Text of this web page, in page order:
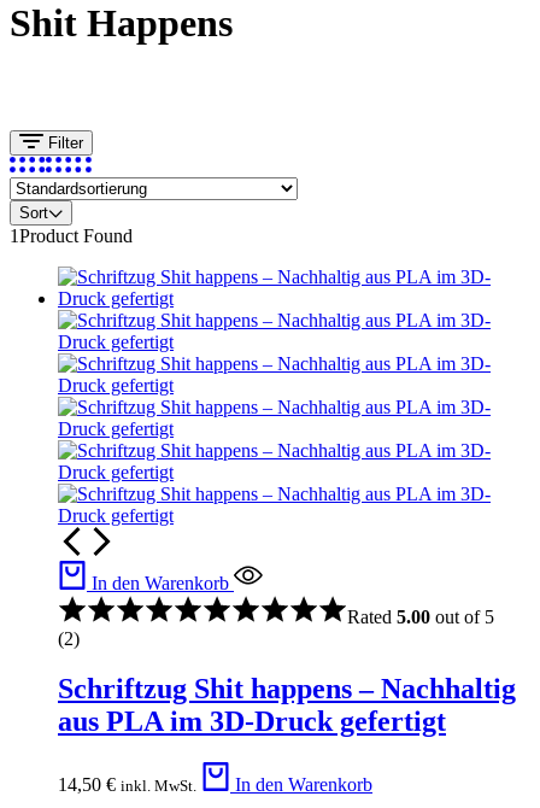
Shit Happens
Filter
Sort
1Product Found
In den Warenkorb
Rated 5.00 out of 5
(2)
Schriftzug Shit happens – Nachhaltig
aus PLA im 3D-Druck gefertigt
14,50 € inkl. MwSt. In den Warenkorb